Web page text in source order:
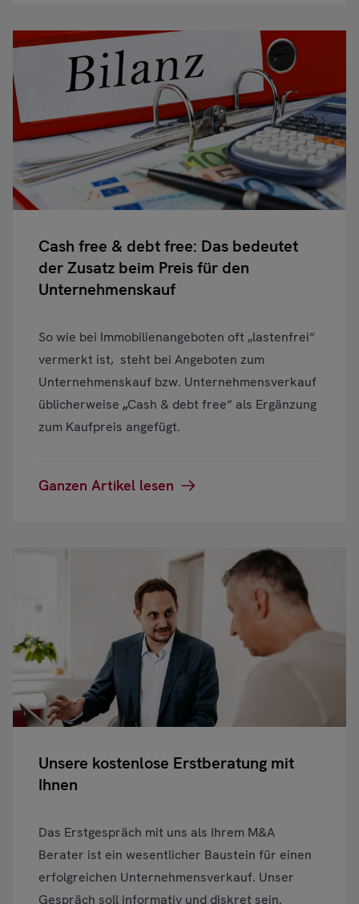
Cash free & debt free: Das bedeutet
der Zusatz beim Preis für den
Unternehmenskauf
So wie bei Immobilienangeboten oft „lastenfrei“
vermerkt ist, steht bei Angeboten zum
Unternehmenskauf bzw. Unternehmensverkauf
üblicherweise „Cash & debt free“ als Ergänzung
zum Kaufpreis angefügt.
Ganzen Artikel lesen
Unsere kostenlose Erstberatung mit
Ihnen
Das Erstgespräch mit uns als Ihrem M&A
Berater ist ein wesentlicher Baustein für einen
erfolgreichen Unternehmensverkauf. Unser
Gespräch soll informativ und diskret sein.